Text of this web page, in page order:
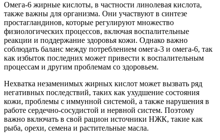
Омега-6 жирные кислоты, в частности линолевая кислота,
также важны для организма. Они участвуют в синтезе
простагландинов, которые регулируют множество
физиологических процессов, включая воспалительные
реакции и поддержание здоровья кожи. Однако важно
соблюдать баланс между потреблением омега-3 и омега-6, так
как избыток последних может привести к воспалительным
процессам и другим проблемам со здоровьем.
Нехватка незаменимых жирных кислот может вызвать ряд
негативных последствий, таких как ухудшение состояния
кожи, проблемы с иммунной системой, а также нарушения в
работе сердечно-сосудистой и нервной систем. Поэтому
важно включать в свой рацион источники НЖК, такие как
рыба, орехи, семена и растительные масла.